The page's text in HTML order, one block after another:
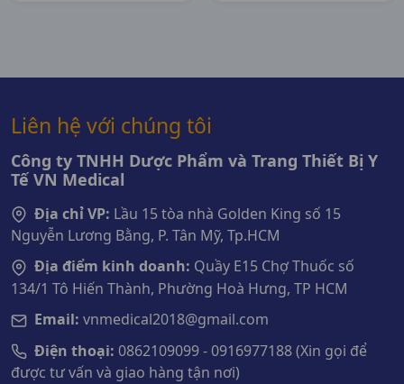
Liên hệ với chúng tôi
Công ty TNHH Dược Phẩm và Trang Thiết Bị Y
Tế VN Medical
Địa chỉ VP: Lầu 15 tòa nhà Golden King số 15
Nguyễn Lương Bằng, P. Tân Mỹ, Tp.HCM
Địa điểm kinh doanh: Quầy E15 Chợ Thuốc số
134/1 Tô Hiến Thành, Phường Hoà Hưng, TP HCM
Email: vnmedical2018@gmail.com
Điện thoại: 0862109099 - 0916977188 (Xin gọi để
được tư vấn và giao hàng tận nơi)